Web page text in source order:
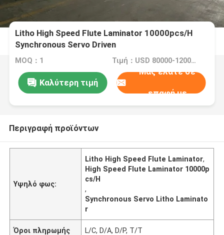
Litho High Speed ​​Flute Laminator 10000pcs/H
Synchronous Servo Driven
MOQ：1 Τιμή：USD 80000-120000/SET
Καλύτερη τιμή
Μας ελάτε σε
επαφή με
Περιγραφή προϊόντων
Υψηλό φως:
Litho High Speed ​​Flute Laminator,
High Speed ​​Flute Laminator 10000p
cs/H
,
Synchronous Servo Litho Laminato
r
Όροι πληρωμής L/C, D/A, D/P, T/T